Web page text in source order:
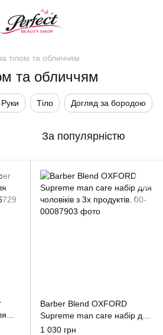
тілом та обличчям
та обличчям
Руки Тіло Догляд за бородою
За популярністю
Barber Blend OXFORD
Supreme man care набір для
чоловіків з 3х продуктів.
1 030 грн